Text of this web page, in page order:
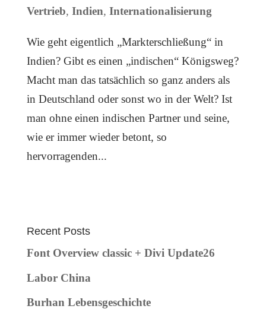
Vertrieb, Indien, Internationalisierung
Wie geht eigentlich „Markterschließung“ in
Indien? Gibt es einen „indischen“ Königsweg?
Macht man das tatsächlich so ganz anders als
in Deutschland oder sonst wo in der Welt? Ist
man ohne einen indischen Partner und seine,
wie er immer wieder betont, so
hervorragenden...
Recent Posts
Font Overview classic + Divi Update26
Labor China
Burhan Lebensgeschichte